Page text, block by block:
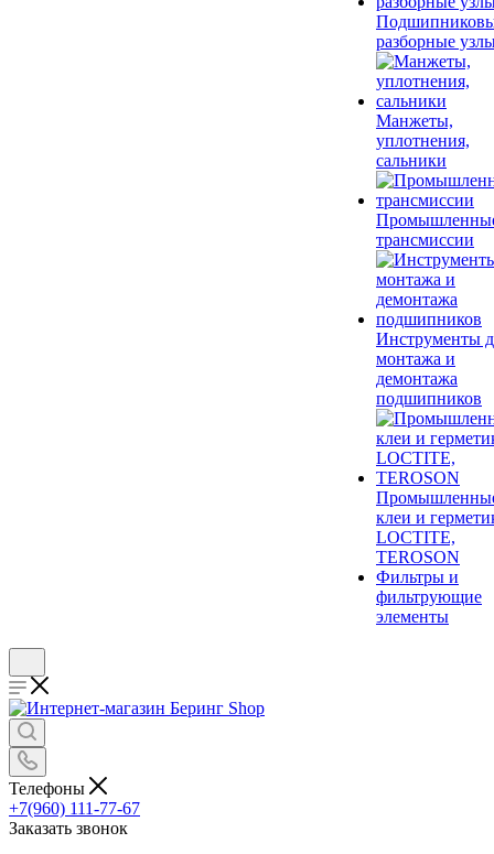
разборные
Манжеты,
уплотнения,
сальники
трансмиссии
Инструменты
монтажа и
демонтажа
подшипников
клеи и
LOCTITE,
TEROSON
Фильтры и
фильтрующие
элементы
Телефоны
+7(960) 111-77-67
Заказать звонок